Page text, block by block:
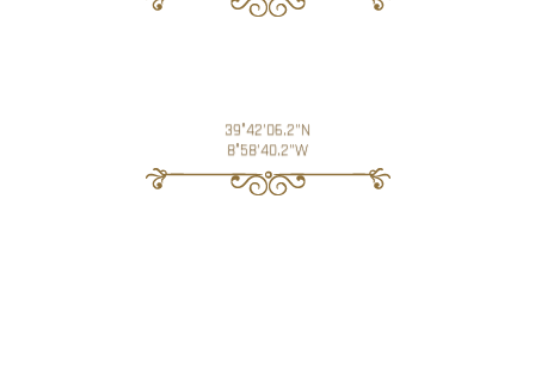
39°42'06.2"N
8°58'40.2"W